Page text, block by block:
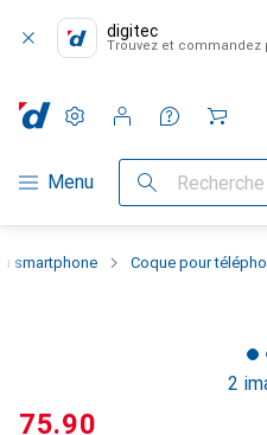
digitec
Trouvez et commandez
Navigation par catégorie
Menu Recherche
Paramètres
Compte client
Listes de comparaison
Listes d'envies
Panier
smartphone Coque pour
2
CHF
75.90